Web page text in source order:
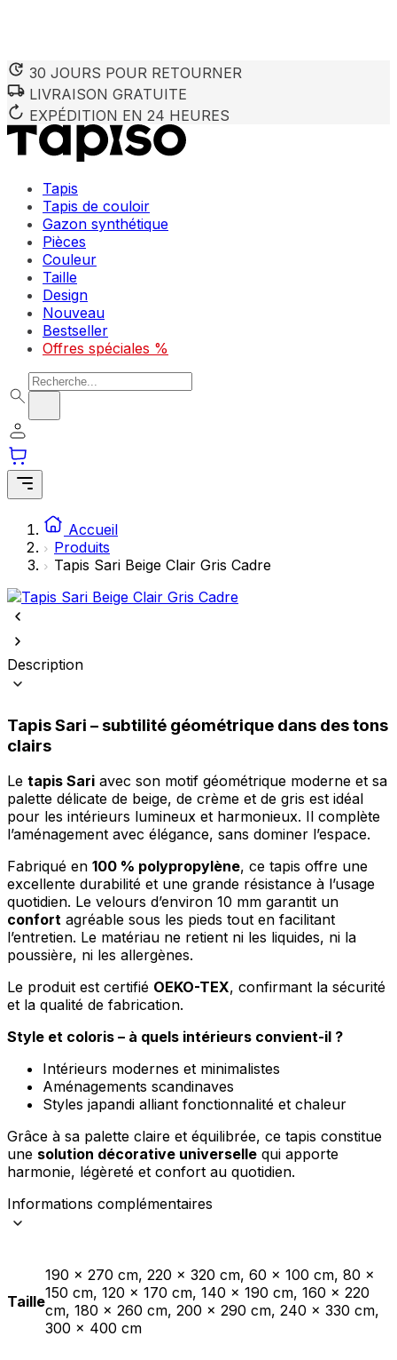
30 JOURS POUR RETOURNER
LIVRAISON GRATUITE
EXPÉDITION EN 24 HEURES
Tapis
Tapis de couloir
Gazon synthétique
Pièces
Couleur
Taille
Design
Nouveau
Bestseller
Offres spéciales %
Recherche de produits
Accueil
Produits
Tapis Sari Beige Clair Gris Cadre
Description
Tapis Sari – subtilité géométrique dans des tons
clairs
Le tapis Sari avec son motif géométrique moderne et sa
palette délicate de beige, de crème et de gris est idéal
pour les intérieurs lumineux et harmonieux. Il complète
l’aménagement avec élégance, sans dominer l’espace.
Fabriqué en 100 % polypropylène, ce tapis offre une
excellente durabilité et une grande résistance à l’usage
quotidien. Le velours d’environ 10 mm garantit un
confort agréable sous les pieds tout en facilitant
l’entretien. Le matériau ne retient ni les liquides, ni la
poussière, ni les allergènes.
Le produit est certifié OEKO-TEX, confirmant la sécurité
et la qualité de fabrication.
Style et coloris – à quels intérieurs convient-il ?
Intérieurs modernes et minimalistes
Aménagements scandinaves
Styles japandi alliant fonctionnalité et chaleur
Grâce à sa palette claire et équilibrée, ce tapis constitue
une solution décorative universelle qui apporte
harmonie, légèreté et confort au quotidien.
Informations complémentaires
Taille
190 x 270 cm, 220 x 320 cm, 60 x 100 cm, 80 x
150 cm, 120 x 170 cm, 140 x 190 cm, 160 x 220
cm, 180 x 260 cm, 200 x 290 cm, 240 x 330 cm,
300 x 400 cm